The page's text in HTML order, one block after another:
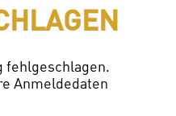
fehlgeschlagen.
Anmeldedaten